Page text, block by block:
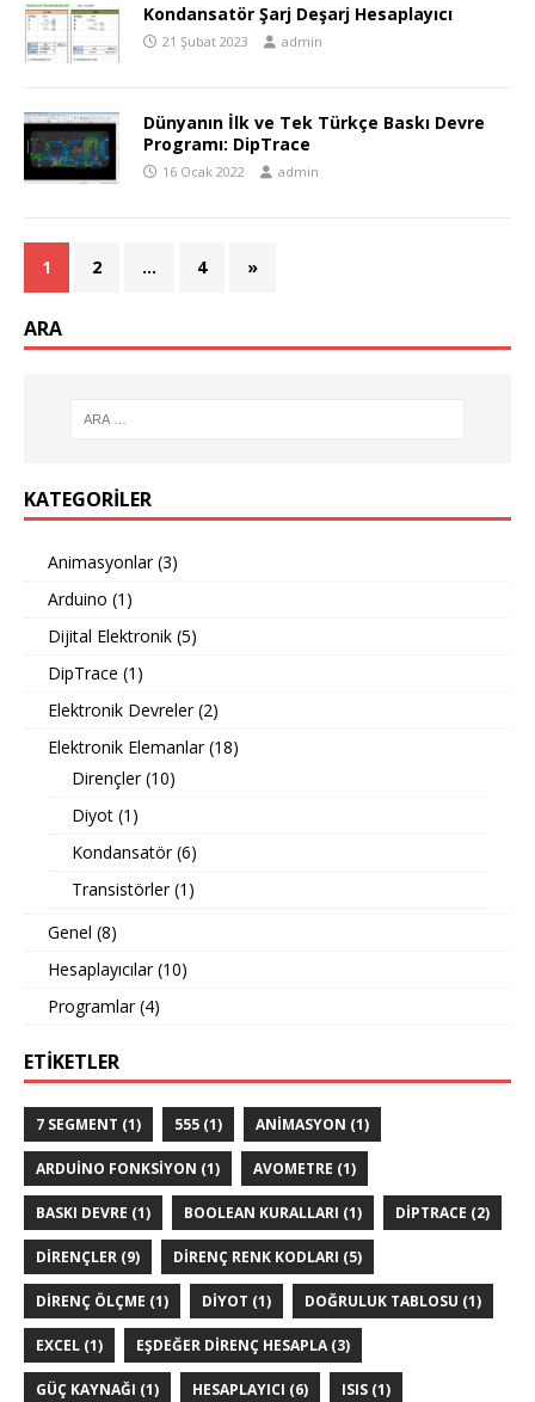
Kondansatör Şarj Deşarj Hesaplayıcı
21 Şubat 2023 admin
Dünyanın İlk ve Tek Türkçe Baskı Devre
Programı: DipTrace
16 Ocak 2022 admin
1 2 … 4 »
ARA
KATEGORILER
Animasyonlar(3)
Arduino (1)
Dijital Elektronik (5)
DipTrace (1)
Elektronik Devreler(2)
Elektronik Elemanlar(18)
Dirençler(10)
Diyot (1)
Kondansatör(6)
Transistörler(1)
Genel (8)
Hesaplayıcılar(10)
Programlar(4)
ETIKETLER
7 SEGMENT (1) 555 (1) ANIMASYON (1)
ARDUINO FONKSIYON (1) AVOMETRE (1)
BASKI DEVRE (1) BOOLEAN KURALLARI (1) DIPTRACE (2)
DIRENÇLER (9) DIRENÇ RENK KODLARI (5)
DIRENÇ ÖLÇME (1) DIYOT (1) DOĞRULUK TABLOSU (1)
EXCEL (1) EŞDEĞER DIRENÇ HESAPLA(3)
GÜÇ KAYNAĞI (1) HESAPLAYICI (6) ISIS (1)